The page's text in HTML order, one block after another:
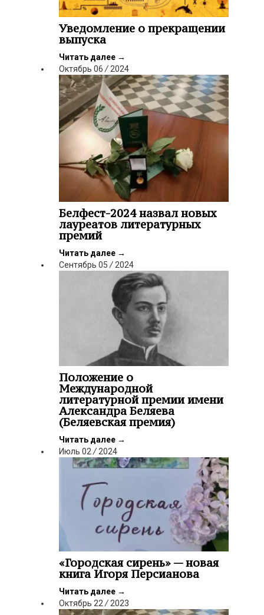
Уведомление о прекращении
выпуска
Читать далее →
Октябрь 06 / 2024
Белфест-2024 назвал новых
лауреатов литературных
премий
Читать далее →
Сентябрь 05 / 2024
Положение о
Международной
литературной премии имени
Александра Беляева
(Беляевская премия)
Читать далее →
Июль 02 / 2024
«Городская сирень» — новая
книга Игоря Персианова
Читать далее →
Октябрь 22 / 2023